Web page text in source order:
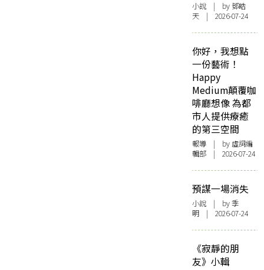
小說 | by 鄧皓
天 | 2026-07-24
你好，我想點
一份藝術！
Happy
Medium顛覆咖
啡廳想像 為都
市人提供療癒
的第三空間
報導 | by 虛詞編
輯部 | 2026-07-24
預謀一場消失
小說 | by 季
明 | 2026-07-24
《寂靜的朋
友》小輯